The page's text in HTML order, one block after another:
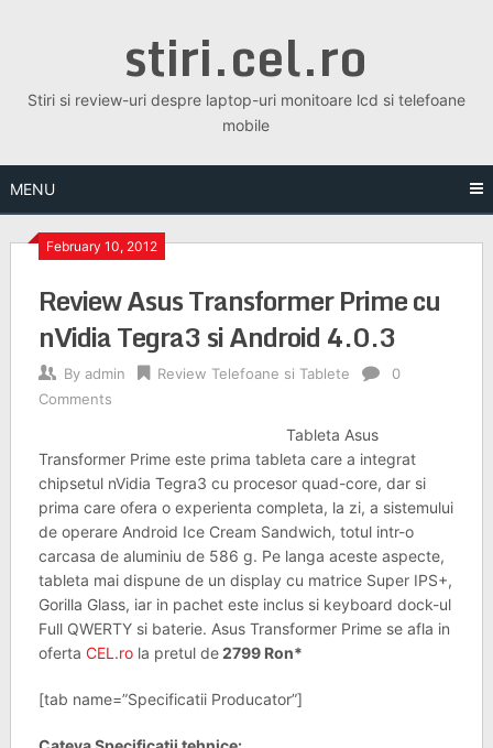
stiri.cel.ro
Stiri si review-uri despre laptop-uri monitoare lcd si telefoane
mobile
MENU
February 10, 2012
Review Asus Transformer Prime cu
nVidia Tegra3 si Android 4.0.3
By admin Review Telefoane si Tablete
0
Comments
Tableta Asus
Transformer Prime este prima tableta care a integrat
chipsetul nVidia Tegra3 cu procesor quad-core, dar si
prima care ofera o experienta completa, la zi, a sistemului
de operare Android Ice Cream Sandwich, totul intr-o
carcasa de aluminiu de 586 g. Pe langa aceste aspecte,
tableta mai dispune de un display cu matrice Super IPS+,
Gorilla Glass, iar in pachet este inclus si keyboard dock-ul
Full QWERTY si baterie. Asus Transformer Prime se afla in
oferta CEL.rola pretul de2799 Ron*
[tab name=”Specificatii Producator”]